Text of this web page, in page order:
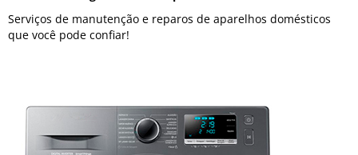
Serviços de manutenção e reparos de aparelhos domésticos
que você pode confiar!